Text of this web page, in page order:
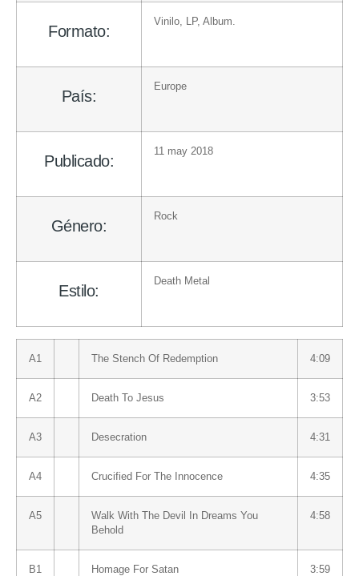
Formato:
Vinilo , LP, Album.
País:
Europe
Publicado:
11 may 2018
Género:
Rock
Estilo:
Death Metal
A1 The Stench Of Redemption 4:09
A2 Death To Jesus 3:53
A3 Desecration 4:31
A4 Crucified For The Innocence 4:35
A5
Walk With The Devil In Dreams You
Behold
4:58
B1 Homage For Satan 3:59